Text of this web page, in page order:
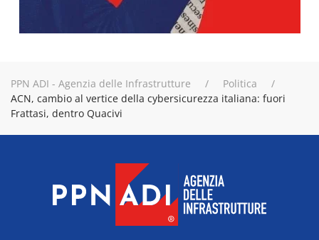
PPN ADI - Agenzia delle Infrastrutture
Politica
ACN, cambio al vertice della cybersicurezza italiana: fuori
Frattasi, dentro Quacivi